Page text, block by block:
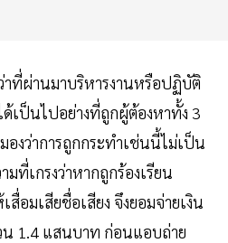
ที่ผ่านมาบริหารงานหรือปฏิบัติ
เป็นไปอย่างที่ถูกผู้ต้องหาทั้ง 3
องว่าการถูกกระทำเช่นนี้ไม่เป็น
ที่เกรงว่าหากถูกร้องเรียน
สื่อมเสียชื่อเสียง จึงยอมจ่ายเงิน
1.4 แสนบาท ก่อนแอบถ่าย